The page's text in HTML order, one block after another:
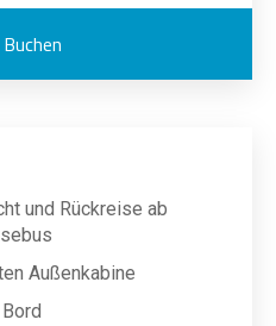
und Rückreise ab
Außenkabine